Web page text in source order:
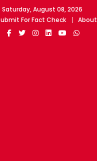
Saturday, August 08, 2026
For Fact Check About